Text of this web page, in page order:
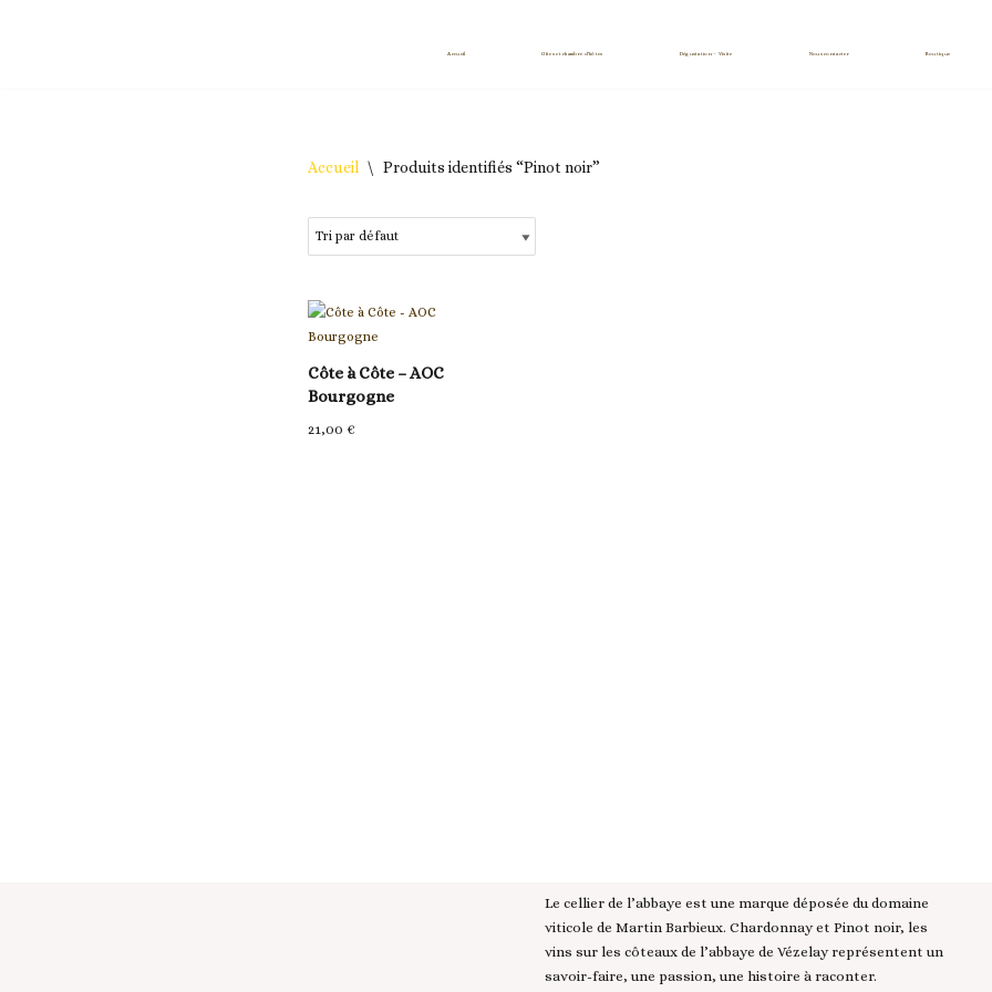
Accueil Gîtes et chambre d’hôtes Dégustation – Visite Nous contacter Boutique
Accueil \ Produits identifiés “Pinot noir”
Côte à Côte – AOC
Bourgogne
21,00 €
Le cellier de l’abbaye est une marque déposée du domaine
viticole de Martin Barbieux. Chardonnay et Pinot noir, les
vins sur les côteaux de l’abbaye de Vézelay représentent un
savoir-faire, une passion, une histoire à raconter.